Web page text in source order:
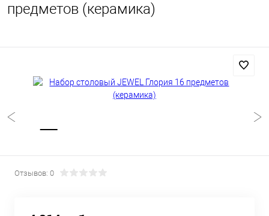
предметов (керамика)
Отзывов: 0